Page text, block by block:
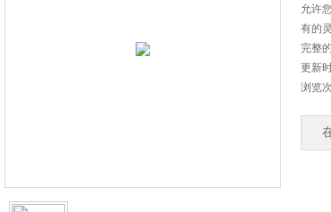
允许
有的
完整
更新
浏览